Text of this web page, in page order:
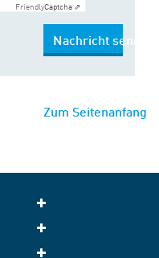
FriendlyCaptcha ⇗
Nachricht senden
Zum Seitenanfang